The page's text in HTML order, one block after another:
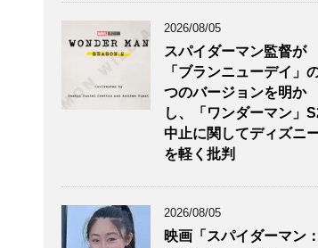
2026/08/05
スパイダーマン監督が
「ブランニューデイ」
つのバージョンを明か
し、「ワンダーマン」
中止に関してディズニ
を軽く批判
2026/08/05
映画「スパイダーマン：